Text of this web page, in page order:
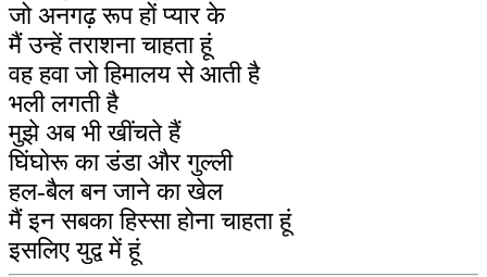
जो अनगढ़ रूप हों प्यार के
मैं उन्हें तराशना चाहता हूं
वह हवा जो हिमालय से आती है
भली लगती है
मुझे अब भी खींचते हैं
घिंघोरू का डंडा और गुल्ली
हल-बैल बन जाने का खेल
मैं इन सबका हिस्सा होना चाहता हूं
इसलिए युद्व में हूं